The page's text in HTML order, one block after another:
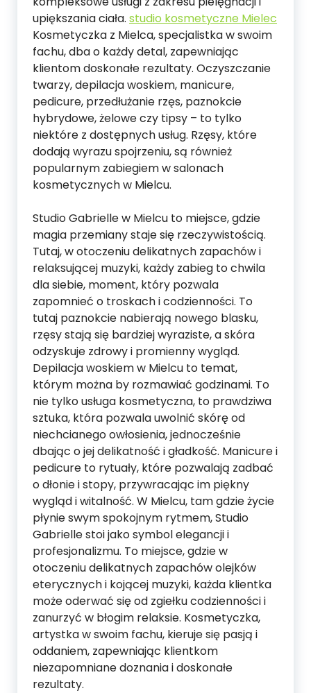
upiększania ciała. studio kosmetyczne Mielec
Kosmetyczka z Mielca, specjalistka w swoim
fachu, dba o każdy detal, zapewniając
klientom doskonałe rezultaty. Oczyszczanie
twarzy, depilacja woskiem, manicure,
pedicure, przedłużanie rzęs, paznokcie
hybrydowe, żelowe czy tipsy – to tylko
niektóre z dostępnych usług. Rzęsy, które
dodają wyrazu spojrzeniu, są również
popularnym zabiegiem w salonach
kosmetycznych w Mielcu.
Studio Gabrielle w Mielcu to miejsce, gdzie
magia przemiany staje się rzeczywistością.
Tutaj, w otoczeniu delikatnych zapachów i
relaksującej muzyki, każdy zabieg to chwila
dla siebie, moment, który pozwala
zapomnieć o troskach i codzienności. To
tutaj paznokcie nabierają nowego blasku,
rzęsy stają się bardziej wyraziste, a skóra
odzyskuje zdrowy i promienny wygląd.
Depilacja woskiem w Mielcu to temat,
którym można by rozmawiać godzinami. To
nie tylko usługa kosmetyczna, to prawdziwa
sztuka, która pozwala uwolnić skórę od
niechcianego owłosienia, jednocześnie
dbając o jej delikatność i gładkość. Manicure i
pedicure to rytuały, które pozwalają zadbać
o dłonie i stopy, przywracając im piękny
wygląd i witalność. W Mielcu, tam gdzie życie
płynie swym spokojnym rytmem, Studio
Gabrielle stoi jako symbol elegancji i
profesjonalizmu. To miejsce, gdzie w
otoczeniu delikatnych zapachów olejków
eterycznych i kojącej muzyki, każda klientka
może oderwać się od zgiełku codzienności i
zanurzyć w błogim relaksie. Kosmetyczka,
artystka w swoim fachu, kieruje się pasją i
oddaniem, zapewniając klientkom
niezapomniane doznania i doskonałe
rezultaty.